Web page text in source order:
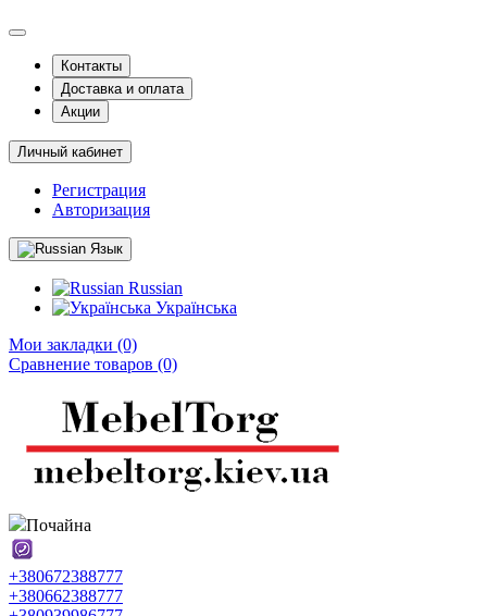
Контакты
Доставка и оплата
Акции
Личный кабинет
Регистрация
Авторизация
Язык
Russian
Українська
Мои закладки (0)
Сравнение товаров (0)
Почайна
+380672388777
+380662388777